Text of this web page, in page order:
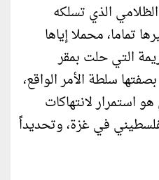
الذي تسلكه
تماما، محملا إياها
التي حلت بمقر
سلطة الأمر الواقع،
استمرار لانتهاكات
في غزة، وتحديداً